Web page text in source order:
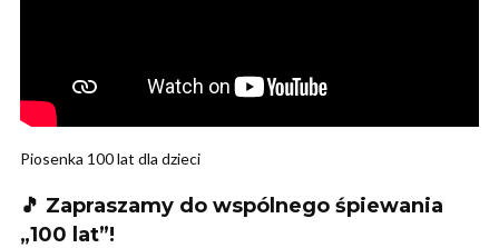
Piosenka 100 lat dla dzieci
🎵 Zapraszamy do wspólnego śpiewania
„100 lat”!